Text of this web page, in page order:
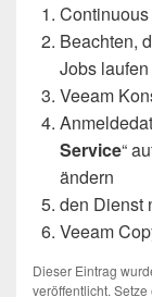
Beachten,
Jobs laufen
Veeam
Service“
ändern
den Dienst
Veeam
Dieser Eintrag
veröffentlicht.